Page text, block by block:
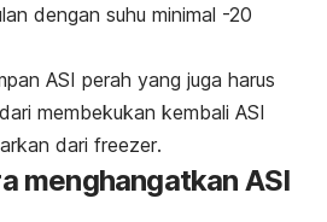
dengan suhu minimal -20
ASI perah yang juga harus
membekukan kembali ASI
dari freezer.
menghangatkan ASI